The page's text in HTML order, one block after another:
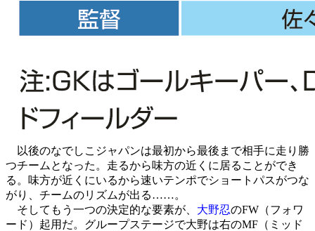
以後のなでしこジャパンは最初から最後まで相手に走り勝
つチームとなった。走るから味方の近くに居ることができ
る。味方が近くにいるから速いテンポでショートパスがつな
がり、チームのリズムが出る……。
そしてもう一つの決定的な要素が、 大野忍のFW（フォワ
ード）起用だ。グループステージで大野は右のMF（ミッド